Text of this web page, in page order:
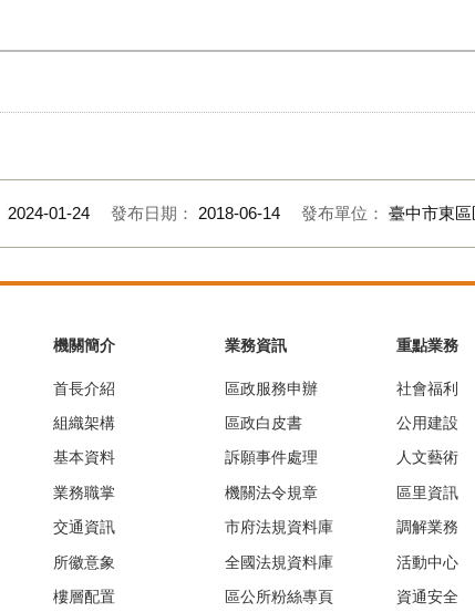
2024-01-24 發布日期： 2018-06-14 發布單位： 臺中市東
機關簡介
首長介紹
組織架構
基本資料
業務職掌
交通資訊
所徽意象
樓層配置
業務資訊
區政服務申辦
區政白皮書
訴願事件處理
機關法令規章
市府法規資料庫
全國法規資料庫
區公所粉絲專頁
重點業務
社會福利
公用建設
人文藝術
區里資訊
調解業務
活動中心
資通安全